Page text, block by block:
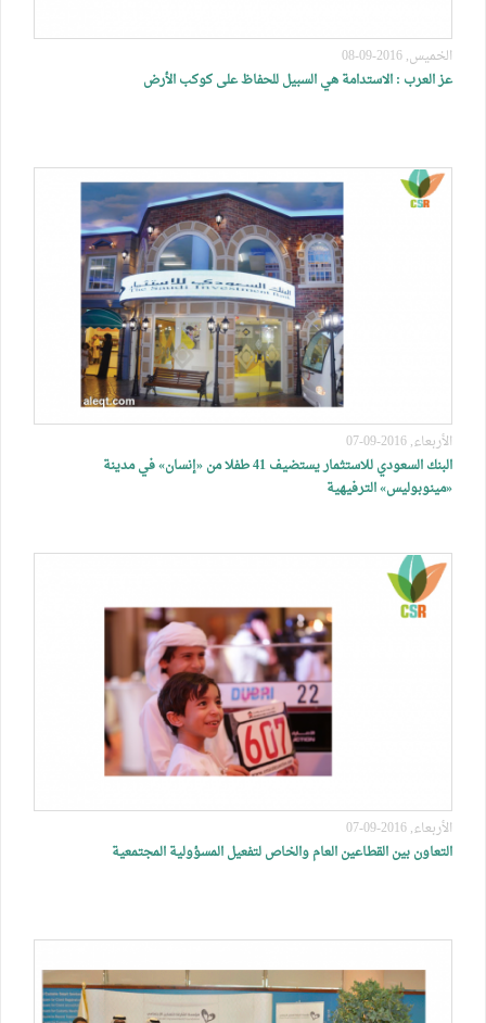
الخميس, 2016-09-08
عز العرب : الاستدامة هي السبيل للحفاظ على كوكب الأرض
الأربعاء, 2016-09-07
البنك السعودي للاستثمار يستضيف 41 طفلا من «إنسان» في مدينة
«مينوبوليس» الترفيهية
الأربعاء, 2016-09-07
التعاون بين القطاعين العام والخاص لتفعيل المسؤولية المجتمعية